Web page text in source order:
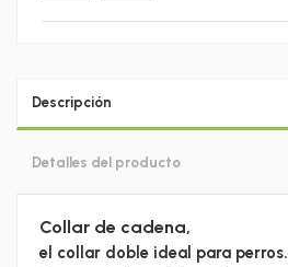
Descripción
Detalles del producto
Collar de cadena,
el collar doble ideal para perros.